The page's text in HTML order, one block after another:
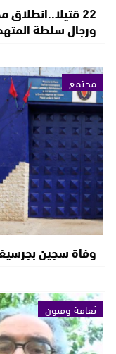
22
ورجال سلطة
مجتمع
وفاة سجين
ثقافة وفنون